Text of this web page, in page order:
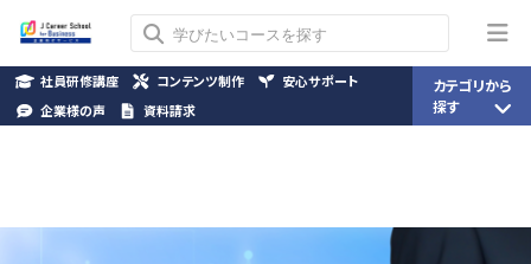
社員研修講座 コンテンツ制作
安心サポート
企業様の声
資料請求
カテゴリから
探す